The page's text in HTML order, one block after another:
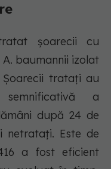
șoarecii cu
baumannii izolat
tratați au
a
după 24 de
netratați. Este de
a fost eficient